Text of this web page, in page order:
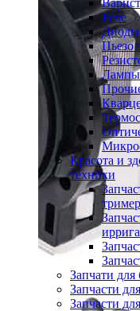
Реле
Диоды
Пьезо
Лампы
Красота и
техники
Запчати для
Запчасти
Запчасти